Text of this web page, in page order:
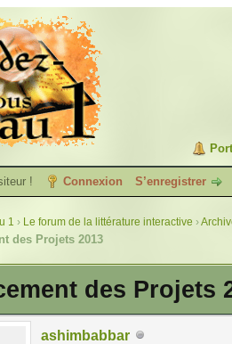
! Connexion S’enregistrer
1 › Le forum de la littérature interactive ›
des Projets 2013
des Projets
ashimbabbar